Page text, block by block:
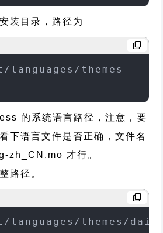
装目录，路径为
languages/themes
的系统语言路径，注意，要
下语言文件是否正确，文件名
zh_CN.mo 才行。
路径。
languages/themes/